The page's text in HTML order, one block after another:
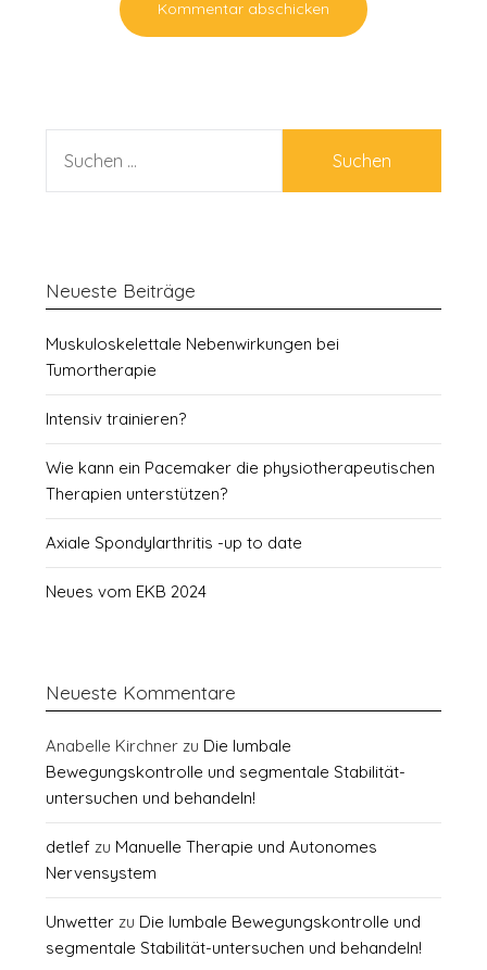
NACH:
Neueste Beiträge
Muskuloskelettale Nebenwirkungen bei
Tumortherapie
Intensiv trainieren?
Wie kann ein Pacemaker die physiotherapeutischen
Therapien unterstützen?
Axiale Spondylarthritis -up to date
Neues vom EKB 2024
Neueste Kommentare
Anabelle Kirchner zu Die lumbale
Bewegungskontrolle und segmentale Stabilität-
untersuchen und behandeln!
detlef zu Manuelle Therapie und Autonomes
Nervensystem
Unwetter zu Die lumbale Bewegungskontrolle und
segmentale Stabilität-untersuchen und behandeln!